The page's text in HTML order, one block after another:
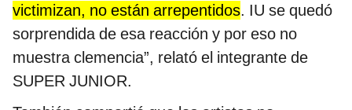
victimizan, no están arrepentidos. IU se quedó
sorprendida de esa reacción y por eso no
muestra clemencia”, relató el integrante de
SUPER JUNIOR.